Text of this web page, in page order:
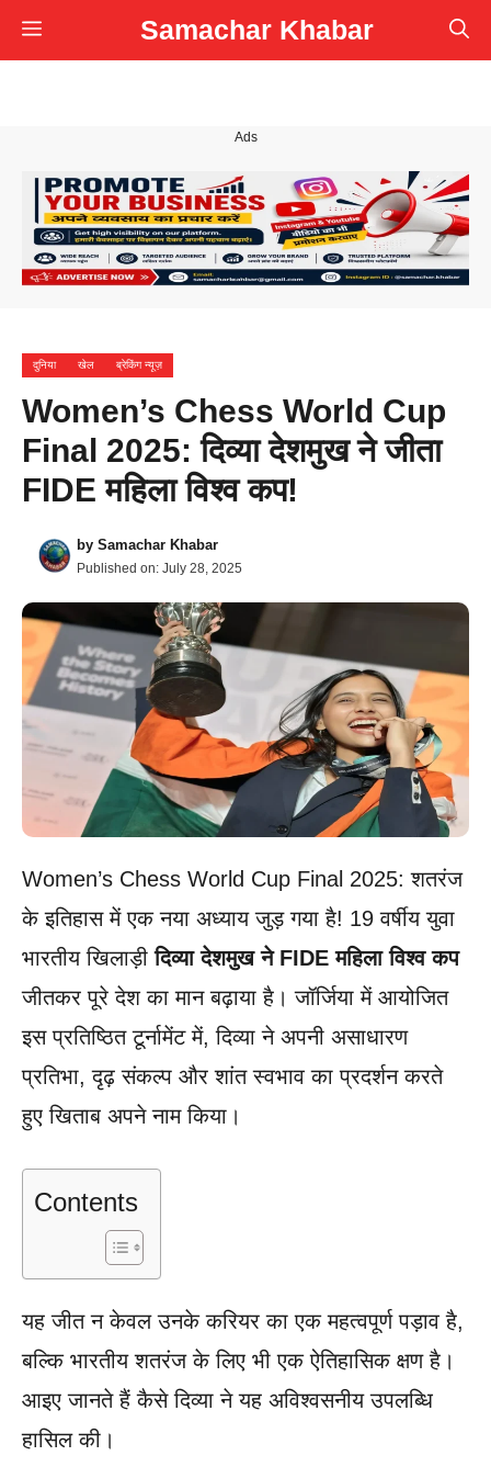
Skip
to
Samachar Khabar
Menu
Ads
दुनिया खेल ब्रेकिंग न्यूज़
Women’s Chess World Cup
Final 2025: दिव्या देशमुख ने जीता
FIDE महिला विश्व कप!
by Samachar Khabar
Published on: July 28, 2025
Women’s Chess World Cup Final 2025: शतरंज
के इतिहास में एक नया अध्याय जुड़ गया है! 19 वर्षीय युवा
भारतीय खिलाड़ीदिव्या देशमुख ने FIDE महिला विश्व कप
जीतकर पूरे देश का मान बढ़ाया है। जॉर्जिया में आयोजित
इस प्रतिष्ठित टूर्नामेंट में, दिव्या ने अपनी असाधारण
प्रतिभा, दृढ़ संकल्प और शांत स्वभाव का प्रदर्शन करते
हुए खिताब अपने नाम किया।
Contents
यह जीत न केवल उनके करियर का एक महत्वपूर्ण पड़ाव है,
बल्कि भारतीय शतरंज के लिए भी एक ऐतिहासिक क्षण है।
आइए जानते हैं कैसे दिव्या ने यह अविश्वसनीय उपलब्धि
हासिल की।